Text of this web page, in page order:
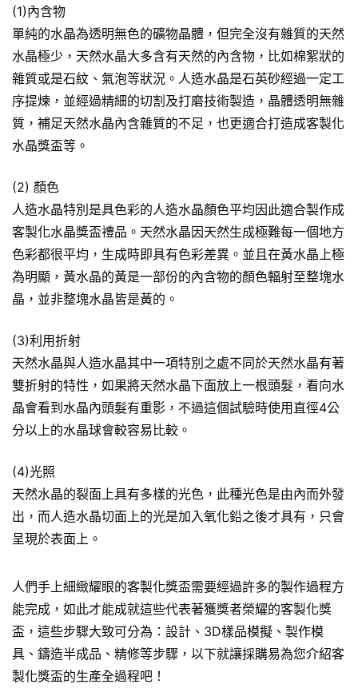
(1)內含物
單純的水晶為透明無色的礦物晶體，但完全沒有雜質的天然
水晶極少，天然水晶大多含有天然的內含物，比如棉絮狀的
雜質或是石紋、氣泡等狀況。人造水晶是石英砂經過一定工
序提煉，並經過精細的切割及打磨技術製造，晶體透明無雜
質，補足天然水晶內含雜質的不足，也更適合打造成客製化
水晶獎盃等。
(2) 顏色
人造水晶特別是具色彩的人造水晶顏色平均因此適合製作成
客製化水晶獎盃禮品。天然水晶因天然生成極難每一個地方
色彩都很平均，生成時即具有色彩差異。並且在黃水晶上極
為明顯，黃水晶的黃是一部份的內含物的顏色輻射至整塊水
晶，並非整塊水晶皆是黃的。
(3)利用折射
天然水晶與人造水晶其中一項特別之處不同於天然水晶有著
雙折射的特性，如果將天然水晶下面放上一根頭髮，看向水
晶會看到水晶內頭髮有重影，不過這個試驗時使用直徑4公
分以上的水晶球會較容易比較。
(4)光照
天然水晶的裂面上具有多樣的光色，此種光色是由內而外發
出，而人造水晶切面上的光是加入氧化鉛之後才具有，只會
呈現於表面上。
人們手上細緻耀眼的客製化獎盃需要經過許多的製作過程方
能完成，如此才能成就這些代表著獲獎者榮耀的客製化獎
盃，這些步驟大致可分為：設計、3D樣品模擬、製作模
具、鑄造半成品、精修等步驟，以下就讓採購易為您介紹客
製化獎盃的生產全過程吧！